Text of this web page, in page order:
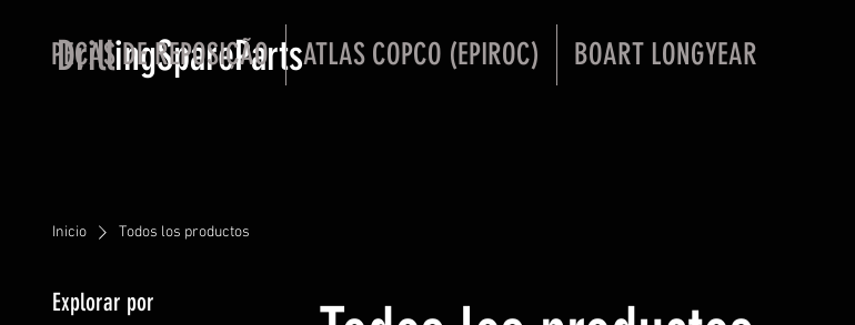
DrillingSpareParts
PEÇAS DE REPOSIÇÃO ATLAS COPCO (EPIROC) BOART LONGYEAR
Inicio Todos los productos
Explorar por